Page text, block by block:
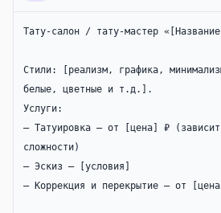
Тату-салон / тату-мастер
Стили: [реализм, графика,
белые, цветные и т.д.].
Услуги:
— Татуировка — от [цена] ₽
сложности)
— Эскиз — [условия]
— Коррекция и перекрытие — от